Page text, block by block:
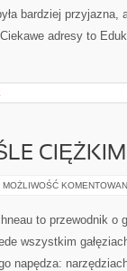
bardziej przyjazna,
adresy to
CIĘŻKIM
MOŻLIWOŚĆ
to przewodnik o
wszystkim
napędza: